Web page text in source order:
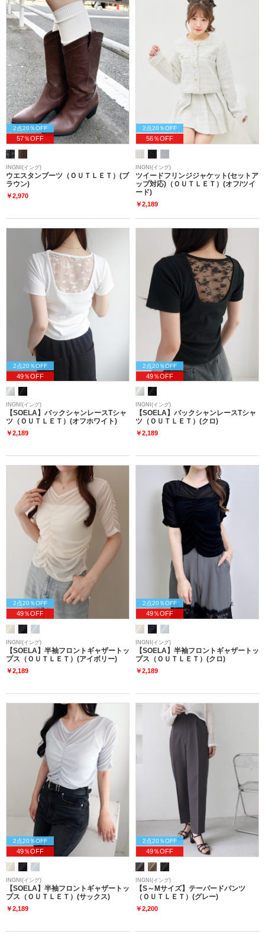
2点20％OFF
57％OFF
INGNI(イング)
ウエスタンブーツ（ＯＵＴＬＥＴ）(ブ
ラウン)
￥2,970
2点20％OFF
56％OFF
INGNI(イング)
ツイードフリンジジャケット(セットア
ップ対応)（ＯＵＴＬＥＴ）(オフ/ツイ
ード)
￥2,189
2点20％OFF
49％OFF
INGNI(イング)
【SOELA】バックシャンレースTシャ
ツ（ＯＵＴＬＥＴ）(オフホワイト)
￥2,189
2点20％OFF
49％OFF
INGNI(イング)
【SOELA】バックシャンレースTシャ
ツ（ＯＵＴＬＥＴ）(クロ)
￥2,189
2点20％OFF
49％OFF
INGNI(イング)
【SOELA】半袖フロントギャザートッ
プス（ＯＵＴＬＥＴ）(アイボリー)
￥2,189
2点20％OFF
49％OFF
INGNI(イング)
【SOELA】半袖フロントギャザートッ
プス（ＯＵＴＬＥＴ）(クロ)
￥2,189
2点20％OFF
49％OFF
INGNI(イング)
【SOELA】半袖フロントギャザートッ
プス（ＯＵＴＬＥＴ）(サックス)
￥2,189
2点20％OFF
49％OFF
INGNI(イング)
【S～Mサイズ】テーパードパンツ
（ＯＵＴＬＥＴ）(グレー)
￥2,200